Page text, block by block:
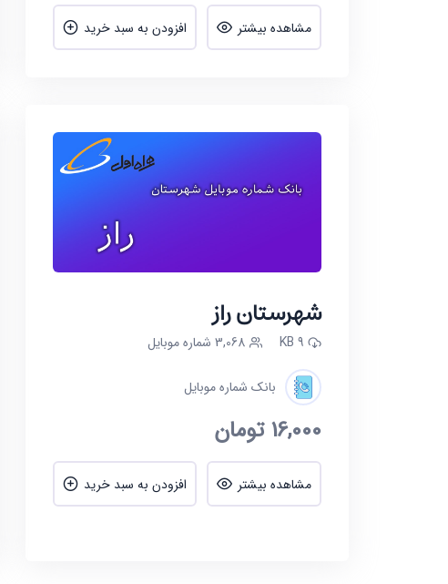
مشاهده بیشتر افزودن به سبد خرید
شهرستان راز
9 KB 3,068 شماره موبایل
بانک شماره موبایل
16,000تومان
مشاهده بیشتر افزودن به سبد خرید